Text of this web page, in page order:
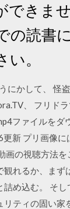
きま
の読書
。
にかして、 怪
、 フリド
ファイルを
新 プリ画像
の視聴方法
れるか、ま
め込む。 そ
ティの固い